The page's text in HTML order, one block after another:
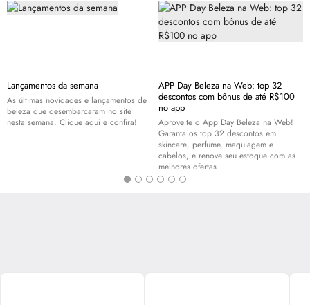
Lançamentos da semana
As últimas novidades e lançamentos de
beleza que desembarcaram no site
nesta semana. Clique aqui e confira!
APP Day Beleza na Web: top 32
descontos com bônus de até R$100
no app
Aproveite o App Day Beleza na Web!
Garanta os top 32 descontos em
skincare, perfume, maquiagem e
cabelos, e renove seu estoque com as
melhores ofertas